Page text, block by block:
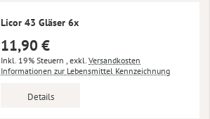
Licor 43 Gläser 6x
11,90 €
Inkl. 19% Steuern , exkl. Versandkosten
Informationen zur Lebensmittel Kennzeichnung
Details